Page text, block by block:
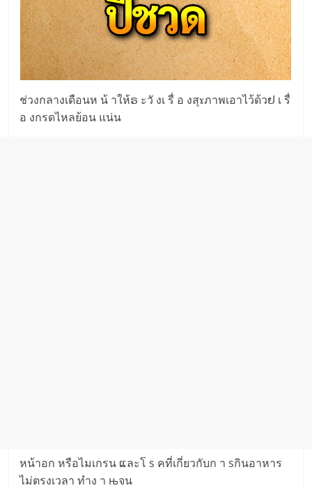
ช่วงกลางเดือนห น้ าให้ຣ ะวั งเ รื่ อ งสุɤภาพเอาไว้ด้วຢ เ รื่
อ งกรดไหลย้อน แน่น
หน้าอก หรือไมเกรน ແละโ s คที่เกี่ยวกับก า sกินอาหาร
ไม่ตรงเวลา ทำง า њจน